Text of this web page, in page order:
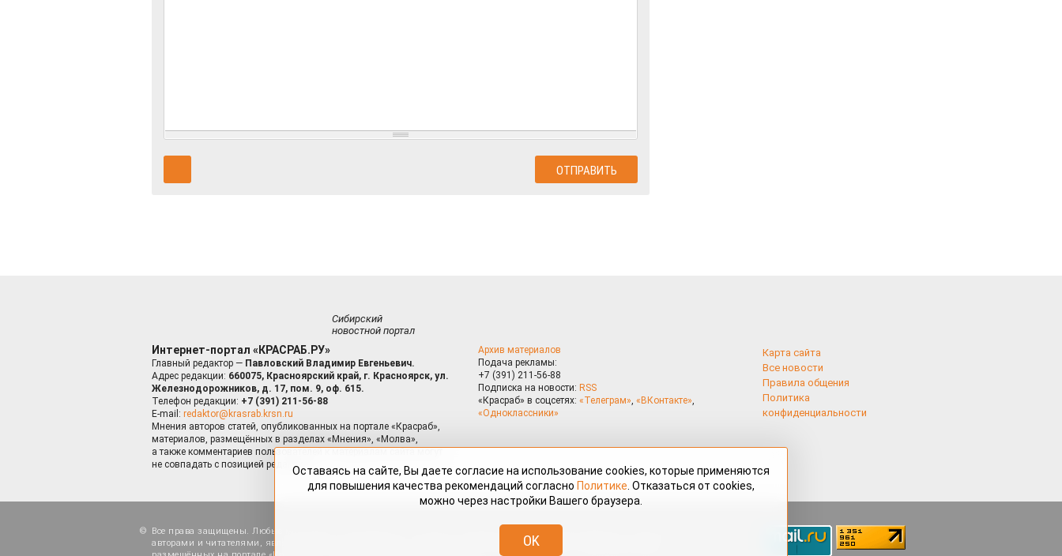
Сибирский
новостной портал
Интернет-портал «КРАСРАБ.РУ»
Главный редактор — Павловский Владимир Евгеньевич.
Адрес редакции: 660075, Красноярский край, г. Красноярск, ул.
Железнодорожников, д. 17, пом. 9, оф. 615.
Телефон редакции: +7 (391) 211-56-88
E-mail: redaktor@krasrab.krsn.ru
Мнения авторов статей, опубликованных на портале «Красраб»,
материалов, размещённых в разделах «Мнения», «Молва»,
а также комментариев пользователей к материалам сайта могут
не совпадать с позицией редакции.
Архив материалов
Подача рекламы:
+7 (391) 211-56-88
Подписка на новости: RSS
«Красраб» в соцсетях: «Телеграм», «ВКонтакте»,
«Одноклассники»
Карта сайта
Все новости
Правила общения
Политика
конфиденциальности
Все права защищены. Любые материалы, размещённые на портале «Красраб.ру» сотрудниками редакции, нештатными
авторами и читателями, являются объектами авторского права. Полное или частичное использование материалов,
Оставаясь на сайте, Вы даете согласие на использование cookies, которые применяются
для повышения качества рекомендаций согласно Политике . Отказаться от cookies,
можно через настройки Вашего браузера.
OK